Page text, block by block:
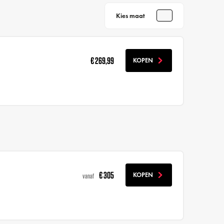
Kies maat
€ 269,99 KOPEN
vanaf € 305 KOPEN